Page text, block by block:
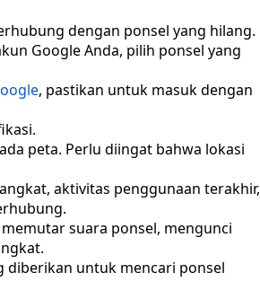
dengan ponsel yang hilang.
Google Anda, pilih ponsel yang
, pastikan untuk masuk dengan
peta. Perlu diingat bahwa lokasi
aktivitas penggunaan terakhir,
suara ponsel, mengunci
diberikan untuk mencari ponsel